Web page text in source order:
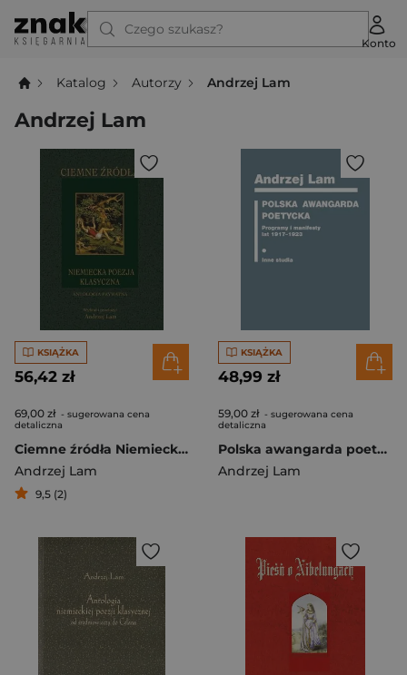
Czego szukasz?
Konto
Katalog Autorzy Andrzej Lam
Andrzej Lam
KSIĄŻKA
56,42 zł
69,00 zł - sugerowana cena
detaliczna
Ciemne źródła Niemiecka poezja klasyczna
Andrzej Lam
9,5 (2)
KSIĄŻKA
48,99 zł
59,00 zł - sugerowana cena
detaliczna
Polska awangarda poetycka. Programy i manifesty...
Andrzej Lam